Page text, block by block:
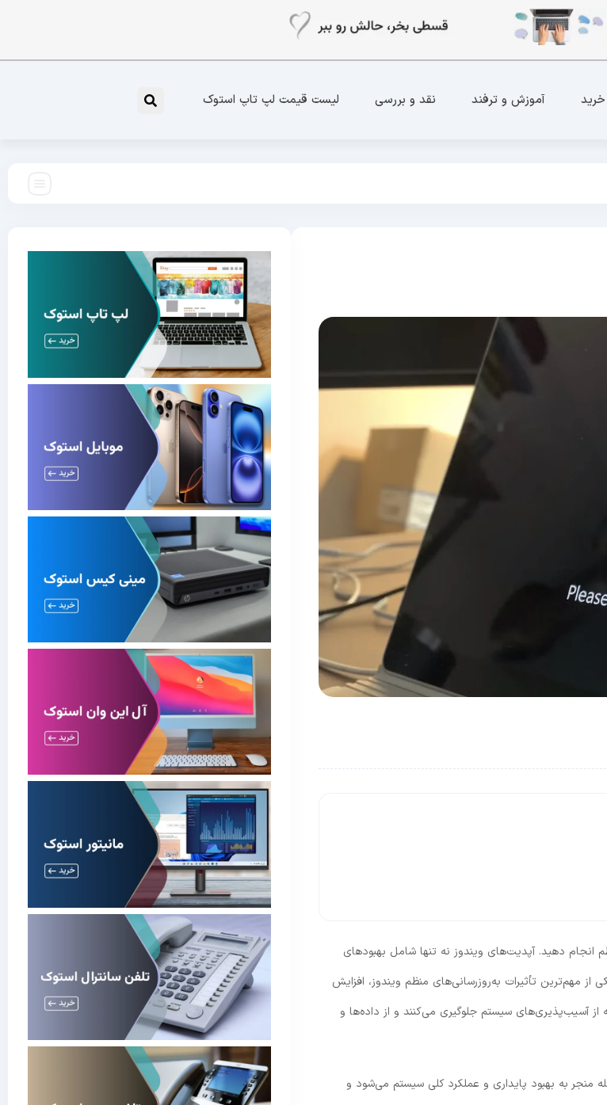
خرید آموزش و ترفند نقد و بررسی لیست قیمت لپ تاپ استوک
انجام دهید. آپدیت‌های ویندوز نه تنها شامل بهبودهای
مهم‌ترین تأثیرات به‌روزرسانی‌های منظم ویندوز، افزایش
آسیب‌پذیری‌های سیستم جلوگیری می‌کنند و از داده‌ها و
منجر به بهبود پایداری و عملکرد کلی سیستم می‌شود و